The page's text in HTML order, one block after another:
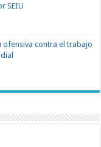
SEIU
ofensiva contra el trabajo